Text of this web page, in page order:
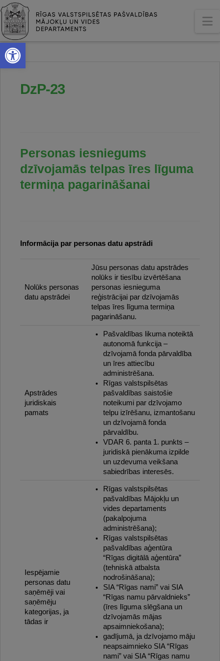
Open toolbar
DzP-23
Personas iesniegums
dzīvojamās telpas īres līguma
termiņa pagarināšanai
Informācija par personas datu apstrādi
Nolūks personas
datu apstrādei
Jūsu personas datu apstrādes
nolūks ir tiesību izvērtēšana
personas iesnieguma
reģistrācijai par dzīvojamās
telpas īres līguma termiņa
pagarināšanu.
Apstrādes
juridiskais
pamats
Pašvaldības likuma noteiktā
autonomā funkcija –
dzīvojamā fonda pārvaldība
un īres attiecību
administrēšana.
Rīgas valstspilsētas
pašvaldības saistošie
noteikumi par dzīvojamo
telpu izīrēšanu, izmantošanu
un dzīvojamā fonda
pārvaldību.
VDAR 6. panta 1. punkts –
juridiskā pienākuma izpilde
un uzdevuma veikšana
sabiedrības interesēs.
Iespējamie
personas datu
saņēmēji vai
saņēmēju
kategorijas, ja
tādas ir
Rīgas valstspilsētas
pašvaldības Mājokļu un
vides departaments
(pakalpojuma
administrēšana);
Rīgas valstspilsētas
pašvaldības aģentūra
“Rīgas digitālā aģentūra”
(tehniskā atbalsta
nodrošināšana);
SIA “Rīgas nami” vai SIA
“Rīgas namu pārvaldnieks”
(īres līguma slēgšana un
dzīvojamās mājas
apsaimniekošana);
gadījumā, ja dzīvojamo māju
neapsaimnieko SIA “Rīgas
nami” vai SIA “Rīgas namu